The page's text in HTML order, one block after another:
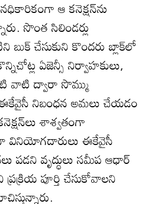
ఆ కనెక్షన్‌ను
సొంత సిలిండర్లు
చేసుకుని కొందరు బ్లాక్‌లో
ఏజెన్సీ నిర్వాహకులు,
వాటి ద్వారా సొమ్ము
ఈకేవైసీ నిబంధన అమలు చేయడం
శాశ్వతంగా
వినియోగదారులు ఈకేవైసీ
పడని వృద్ధులు సమీప ఆధార్‌
పూర్తి చేసుకోవాలని